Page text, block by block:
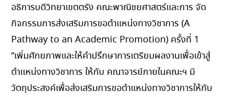
อธิการบดีวิทยาเขตตรัง คณะพาณิชยศาสตร์และการ จัด
กิจกรรมการส่งเสริมการขอตำแหน่งทางวิชาการ (A
Pathway to an Academic Promotion) ครั้งที่ 1
“เพิ่มศักยภาพและให้คำปรึกษาการเตรียมผลงานเพื่อเข้าสู่
ตำแหน่งทางวิชาการ ให้กับ คณาจารย์ภายในคณะฯ มี
วัตถุประสงค์เพื่อส่งเสริมการขอตำแหน่งทางวิชาการให้กับ